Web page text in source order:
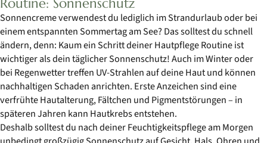
Routine: Sonnenschutz
Sonnencreme verwendest du lediglich im Strandurlaub oder bei
einem entspannten Sommertag am See? Das solltest du schnell
ändern, denn: Kaum ein Schritt deiner Hautpflege Routine ist
wichtiger als dein täglicher Sonnenschutz! Auch im Winter oder
bei Regenwetter treffen UV-Strahlen auf deine Haut und können
nachhaltigen Schaden anrichten. Erste Anzeichen sind eine
verfrühte Hautalterung, Fältchen und Pigmentstörungen – in
späteren Jahren kann Hautkrebs entstehen.
Deshalb solltest du nach deiner Feuchtigkeitspflege am Morgen